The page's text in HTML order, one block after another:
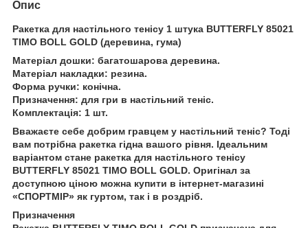
Опис
Ракетка для настільного тенісу 1 штука BUTTERFLY 85021
TIMO BOLL GOLD (деревина, гума)
Матеріал дошки: багатошарова деревина.
Матеріал накладки: резина.
Форма ручки: конічна.
Призначення: для гри в настільний теніс.
Комплектація: 1 шт.
Вважаєте себе добрим гравцем у настільний теніс? Тоді
вам потрібна ракетка гідна вашого рівня. Ідеальним
варіантом стане ракетка для настільного тенісу
BUTTERFLY 85021 TIMO BOLL GOLD. Оригінал за
доступною ціною можна купити в інтернет-магазині
«СПОРТМІР» як гуртом, так і в роздріб.
Призначення